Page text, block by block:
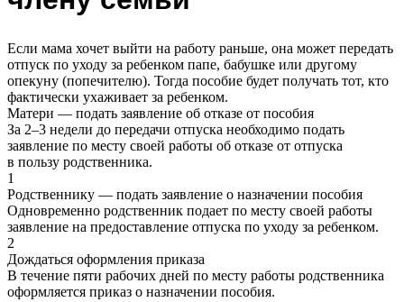
Если мама хочет выйти на работу раньше, она может передать
отпуск по уходу за ребенком папе, бабушке или другому
опекуну (попечителю). Тогда пособие будет получать тот, кто
фактически ухаживает за ребенком.
Матери — подать заявление об отказе от пособия
За 2–3 недели до передачи отпуска необходимо подать
заявление по месту своей работы об отказе от отпуска
в пользу родственника.
1
Родственнику — подать заявление о назначении пособия
Одновременно родственник подает по месту своей работы
заявление на предоставление отпуска по уходу за ребенком.
2
Дождаться оформления приказа
В течение пяти рабочих дней по месту работы родственника
оформляется приказ о назначении пособия.